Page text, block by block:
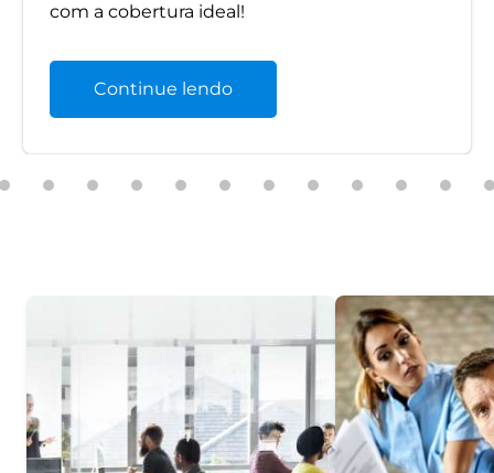
com a cobertura ideal!
Continue lendo